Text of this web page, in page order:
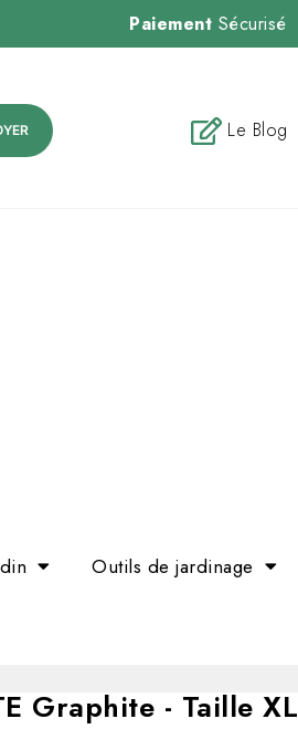
Paiement Sécurisé
Le Blog
Outils de jardinage
Graphite - Taille XL